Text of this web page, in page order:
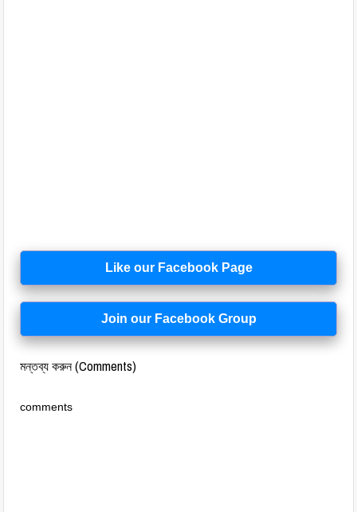
Like our Facebook Page
Join our Facebook Group
মন্তব্য করুন (Comments)
comments